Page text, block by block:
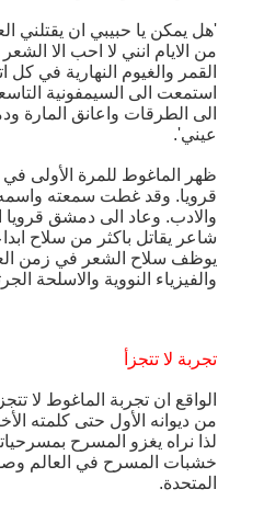
'هل يمكن يا حبيبي ان يقتلني
من الايام انني لا احب الا
القمر والغيوم النهارية في كل
استمعت الى السيمفونية
الى الطرقات واعانق المارة
عيني'.
ظهر الماغوط للمرة الأولى
قرويا. وقد غطت سمعته
والادب. وعاد الى دمشق قرويا
شاعر يقاتل باكثر من سلاح
يوظف سلاح الشعر في زمن
والفيزياء النووية والاسلحة
تجربة لا تتجزأ
الواقع ان تجربة الماغوط لا
من ديوانه الأول حتى كلمته
لذا نراه يغزو المسرح
خشبات المسرح في العالم
المتحدة.